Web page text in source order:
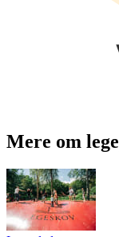
Mere om